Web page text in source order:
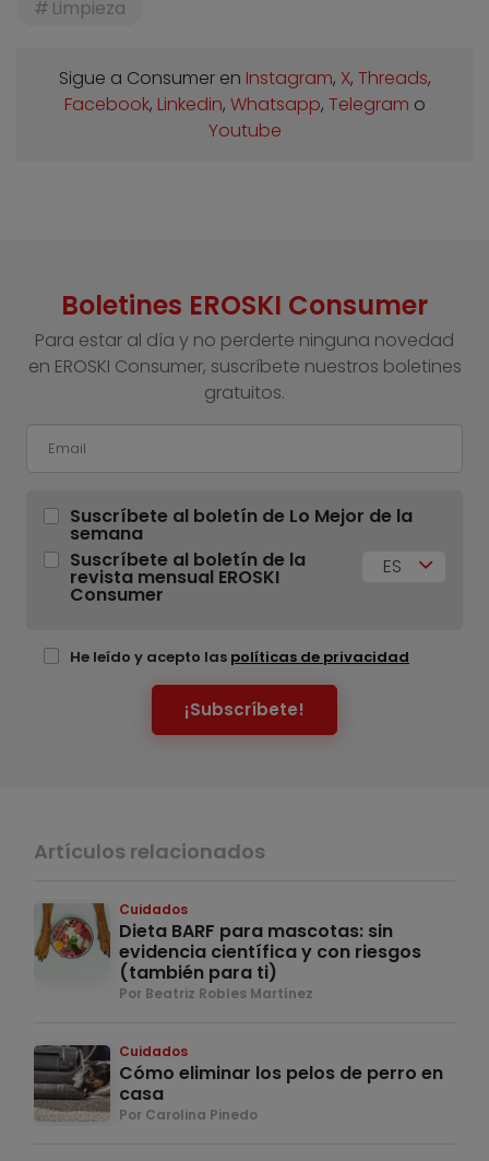
Limpieza
Sigue a Consumer en Instagram, X, Threads,
Facebook, Linkedin, Whatsapp, Telegram o
Youtube
Boletines EROSKI Consumer
Para estar al día y no perderte ninguna novedad
en EROSKI Consumer, suscríbete nuestros boletines
gratuitos.
Suscríbete al boletín de Lo Mejor de la
semana
Suscríbete al boletín de la
revista mensual EROSKI
Consumer
ES
He leído y acepto las políticas de privacidad
¡Subscríbete!
Artículos relacionados
Cuidados
Dieta BARF para mascotas: sin
evidencia científica y con riesgos
(también para ti)
Por Beatriz Robles Martínez
Cuidados
Cómo eliminar los pelos de perro en
casa
Por Carolina Pinedo